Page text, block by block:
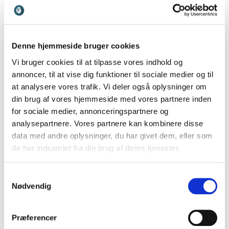
Denne hjemmeside bruger cookies
Vi bruger cookies til at tilpasse vores indhold og
annoncer, til at vise dig funktioner til sociale medier og til
at analysere vores trafik. Vi deler også oplysninger om
din brug af vores hjemmeside med vores partnere inden
for sociale medier, annonceringspartnere og
analysepartnere. Vores partnere kan kombinere disse
data med andre oplysninger, du har givet dem, eller som
de har indsamlet fra din brug af deres tjenester.
Nødvendig
Præferencer
foredrag?
Er der A/V udstyr tilgængeligt?
Er der sket nogle vigtige ændringer siden I
skrev kontrakt?
Sørg for at kende til virksomhedens daglige
udfordringer
Hvilke andre foredragsholdere har de for nylig
haft besøg af?
lige nu?